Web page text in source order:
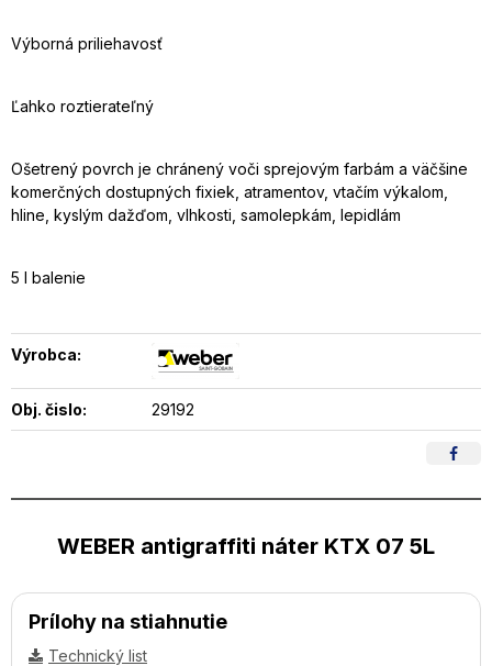
Výborná priliehavosť
Ľahko roztierateľný
Ošetrený povrch je chránený voči sprejovým farbám a väčšine
komerčných dostupných fixiek, atramentov, vtačím výkalom,
hline, kyslým dažďom, vlhkosti, samolepkám, lepidlám
5 l balenie
Výrobca:
Obj. čislo: 29192
WEBER antigraffiti náter KTX 07 5L
Prílohy na stiahnutie
Technický list